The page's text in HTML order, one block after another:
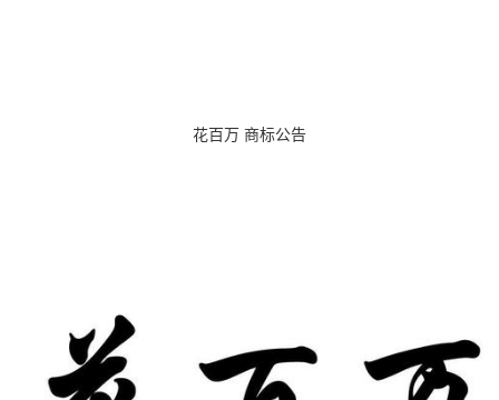
花百万 商标公告